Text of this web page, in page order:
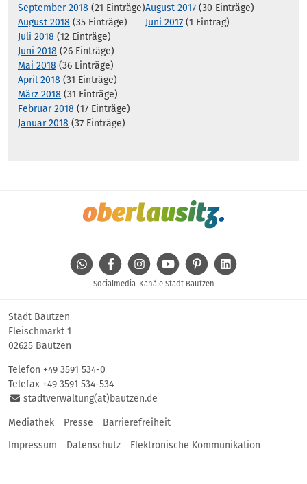
September 2018 (21 Einträge)
August 2018 (35 Einträge)
Juli 2018 (12 Einträge)
Juni 2018 (26 Einträge)
Mai 2018 (36 Einträge)
April 2018 (31 Einträge)
März 2018 (31 Einträge)
Februar 2018 (17 Einträge)
Januar 2018 (37 Einträge)
August 2017 (30 Einträge)
Juni 2017 (1 Eintrag)
WhatsAppFacebookInstagramYoutube Pinterest
Socialmedia-Kanäle Stadt Bautzen
Stadt Bautzen
Fleischmarkt 1
02625 Bautzen
Telefon +49 3591 534-0
Telefax +49 3591 534-534
stadtverwaltung(at)bautzen.de
Mediathek Presse
Barrierefreiheit
Impressum
Datenschutz Elektronische Kommunikation